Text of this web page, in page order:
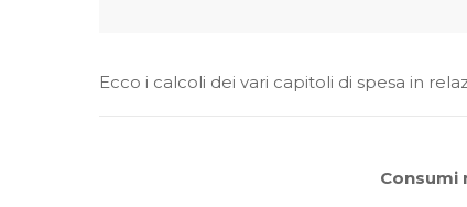
Ecco i calcoli dei vari capitoli di spesa in
Consumi